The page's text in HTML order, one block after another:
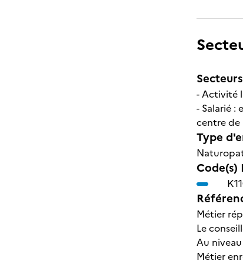
- Activité
- Salarié :
centre de
Type
Code(s)
Métier
Le
Au
Métier